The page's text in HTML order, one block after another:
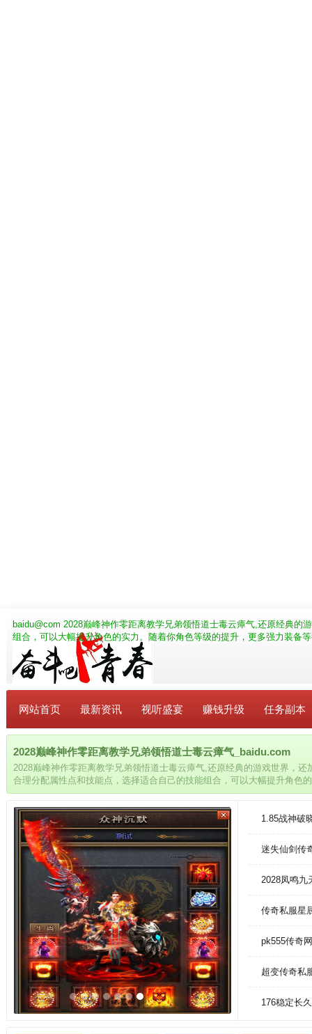
baidu@com 2028巅峰神作零距离教学兄弟领悟道士毒云瘴气,还原经典的
组合，可以大幅提升角色的实力。随着你角色等级的提升，更多强力装备
网站首页 最新资讯 视听盛宴 赚钱升级 任务副本
2028巅峰神作零距离教学兄弟领悟道士毒云瘴气_baidu.com
2028巅峰神作零距离教学兄弟领悟道士毒云瘴气,还原经典的游戏世界，
合理分配属性点和技能点，选择适合自己的技能组合，可以大幅提升角色
强力装备等待解锁，使你变得更加强大。
1.85战神破
迷失仙剑传
2028凤鸣九
传奇私服星
pk555传奇
超变传奇私
176稳定长